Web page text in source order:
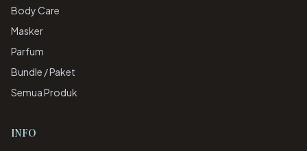
Body Care
Masker
Parfum
Bundle / Paket
Semua Produk
INFO